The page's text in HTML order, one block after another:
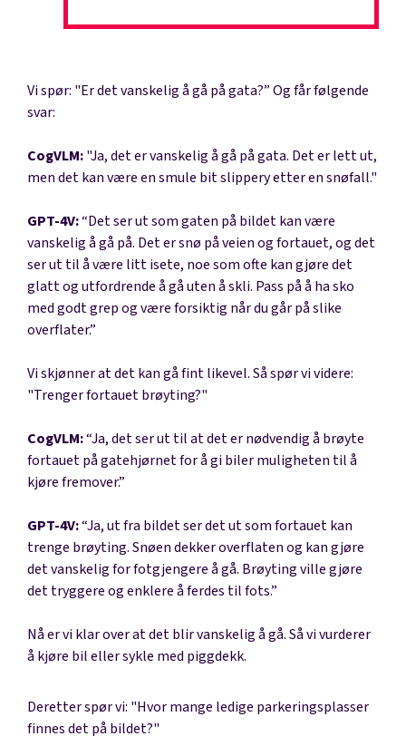
Vi spør: "Er det vanskelig å gå på gata?” Og får følgende
svar:
CogVLM:"Ja, det er vanskelig å gå på gata. Det er lett ut,
men det kan være en smule bit slippery etter en snøfall."
GPT-4V:“Det ser ut som gaten på bildet kan være
vanskelig å gå på. Det er snø på veien og fortauet, og det
ser ut til å være litt isete, noe som ofte kan gjøre det
glatt og utfordrende å gå uten å skli. Pass på å ha sko
med godt grep og være forsiktig når du går på slike
overflater.”
Vi skjønner at det kan gå fint likevel. Så spør vi videre:
"Trenger fortauet brøyting?"
CogVLM:“Ja, det ser ut til at det er nødvendig å brøyte
fortauet på gatehjørnet for å gi biler muligheten til å
kjøre fremover.”
GPT-4V:“Ja, ut fra bildet ser det ut som fortauet kan
trenge brøyting. Snøen dekker overflaten og kan gjøre
det vanskelig for fotgjengere å gå. Brøyting ville gjøre
det tryggere og enklere å ferdes til fots.”
Nå er vi klar over at det blir vanskelig å gå. Så vi vurderer
å kjøre bil eller sykle med piggdekk.
Deretter spør vi: "Hvor mange ledige parkeringsplasser
finnes det på bildet?"